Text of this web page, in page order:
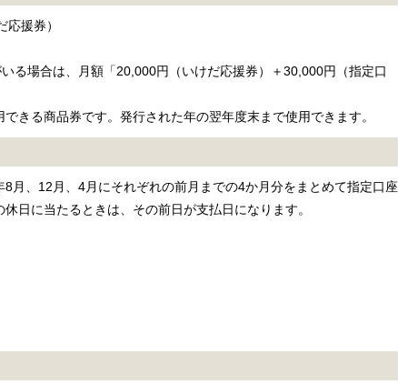
援券）
る場合は、月額「20,000円（いけだ応援券）＋30,000円（指定口
きる商品券です。発行された年の翌年度末まで使用できます。
月、12月、4月にそれぞれの前月までの4か月分をまとめて指定口座
日に当たるときは、その前日が支払日になります。